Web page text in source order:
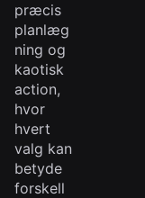
præcis
planlæg
ning og
kaotisk
action,
hvor
hvert
valg kan
betyde
forskell